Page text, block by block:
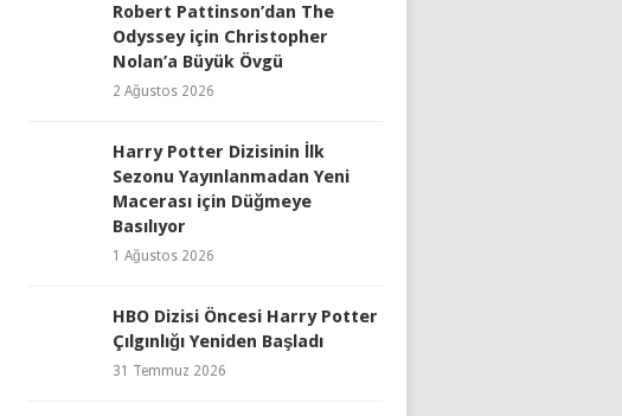
Robert Pattinson’dan The
Odyssey için Christopher
Nolan’a Büyük Övgü
2 Ağustos 2026
Harry Potter Dizisinin İlk
Sezonu Yayınlanmadan Yeni
Macerası için Düğmeye
Basılıyor
1 Ağustos 2026
HBO Dizisi Öncesi Harry Potter
Çılgınlığı Yeniden Başladı
31 Temmuz 2026